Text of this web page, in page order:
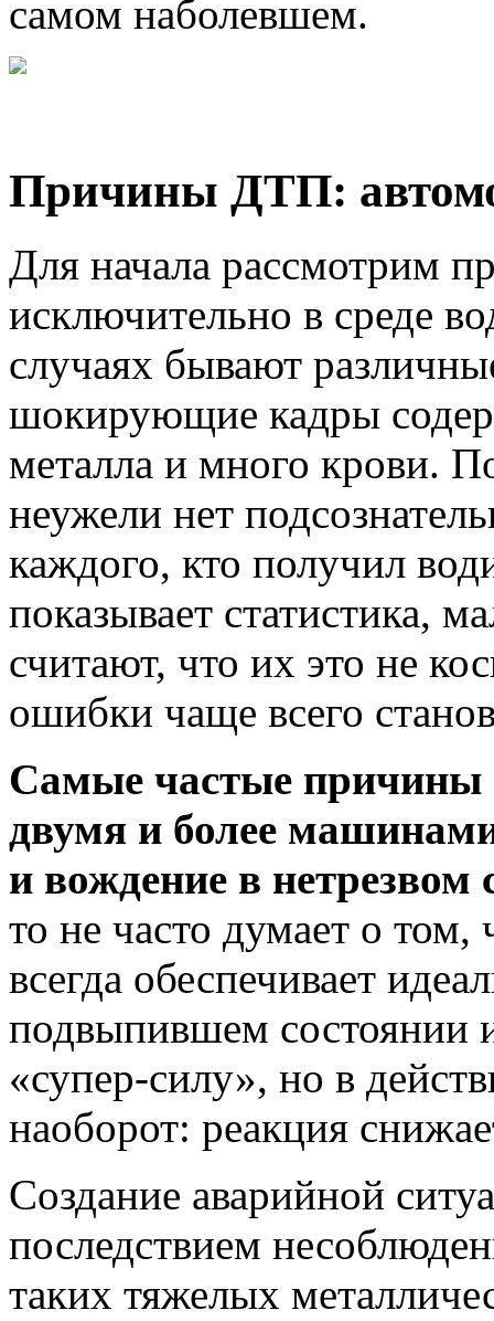
самом наболевшем.
Причины ДТП:
Для начала рассмотрим
исключительно в среде
случаях бывают
шокирующие кадры
металла и много крови.
неужели нет
каждого, кто получил
показывает статистика,
считают, что их это не
ошибки чаще всего
Самые частые причины
двумя и более
и вождение в нетрезвом
то не часто думает о
всегда обеспечивает
подвыпившем состоянии
«супер-силу», но в
наоборот: реакция
Создание аварийной
последствием
таких тяжелых